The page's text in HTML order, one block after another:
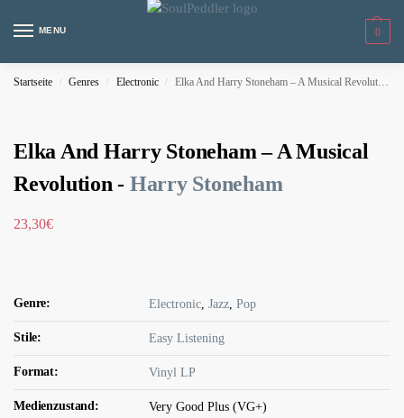
MENU 0
Startseite / Genres / Electronic / Elka And Harry Stoneham – A Musical Revolution
Elka And Harry Stoneham – A Musical
Revolution - Harry Stoneham
23,30€
Genre: Electronic, Jazz, Pop
Stile: Easy Listening
Format: Vinyl LP
Medienzustand: Very Good Plus (VG+)